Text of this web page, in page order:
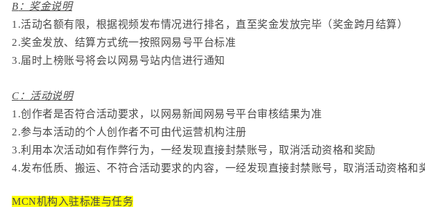
B ：奖金说明
1.活动名额有限，根据视频发布情况进行排名，直至奖金发放完毕（奖金跨月结算）
2.奖金发放、结算方式统一按照网易号平台标准
3.届时上榜账号将会以网易号站内信进行通知
C ：活动说明
1.创作者是否符合活动要求，以网易新闻网易号平台审核结果为准
2.参与本活动的个人创作者不可由代运营机构注册
3.利用本次活动如有作弊行为，一经发现直接封禁账号，取消活动资格和奖励
4.发布低质、搬运、不符合活动要求的内容，一经发现直接封禁账号，取消活动资格和
MCN机构入驻标准与任务